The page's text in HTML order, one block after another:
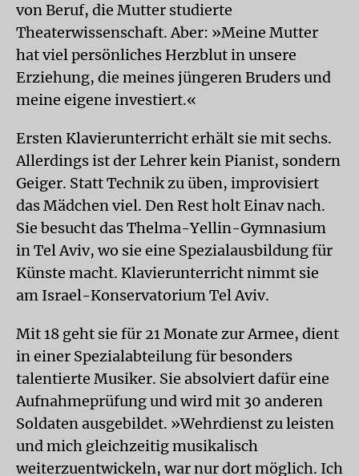
von Beruf, die Mutter studierte
Theaterwissenschaft. Aber: »Meine Mutter
hat viel persönliches Herzblut in unsere
Erziehung, die meines jüngeren Bruders und
meine eigene investiert.«
Ersten Klavierunterricht erhält sie mit sechs.
Allerdings ist der Lehrer kein Pianist, sondern
Geiger. Statt Technik zu üben, improvisiert
das Mädchen viel. Den Rest holt Einav nach.
Sie besucht das Thelma-Yellin-Gymnasium
in Tel Aviv, wo sie eine Spezialausbildung für
Künste macht. Klavierunterricht nimmt sie
am Israel-Konservatorium Tel Aviv.
Mit 18 geht sie für 21 Monate zur Armee, dient
in einer Spezialabteilung für besonders
talentierte Musiker. Sie absolviert dafür eine
Aufnahmeprüfung und wird mit 30 anderen
Soldaten ausgebildet. »Wehrdienst zu leisten
und mich gleichzeitig musikalisch
weiterzuentwickeln, war nur dort möglich. Ich